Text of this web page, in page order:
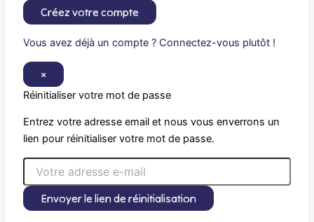
Créez votre compte
Vous avez déjà un compte ? Connectez-vous plutôt !
×
Réinitialiser votre mot de passe
Entrez votre adresse email et nous vous enverrons un
lien pour réinitialiser votre mot de passe.
Envoyer le lien de réinitialisation